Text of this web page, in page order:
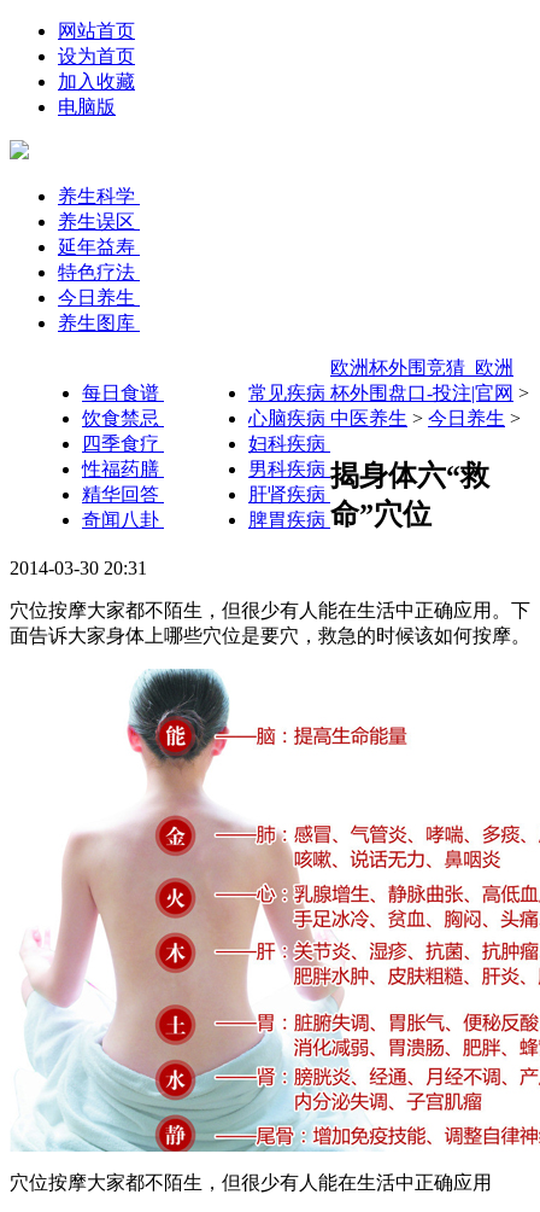
网站首页
设为首页
加入收藏
电脑版
养生科学
养生误区
延年益寿
特色疗法
今日养生
养生图库
每日食谱
饮食禁忌
四季食疗
性福药膳
精华回答
奇闻八卦
常见疾病
心脑疾病
妇科疾病
男科疾病
肝肾疾病
脾胃疾病
欧洲杯外围竞猜_欧洲
杯外围盘口-投注|官网 >
中医养生 > 今日养生 >
揭身体六“救
命”穴位
2014-03-30 20:31
穴位按摩大家都不陌生，但很少有人能在生活中正确应用。下
面告诉大家身体上哪些穴位是要穴，救急的时候该如何按摩。
穴位按摩大家都不陌生，但很少有人能在生活中正确应用